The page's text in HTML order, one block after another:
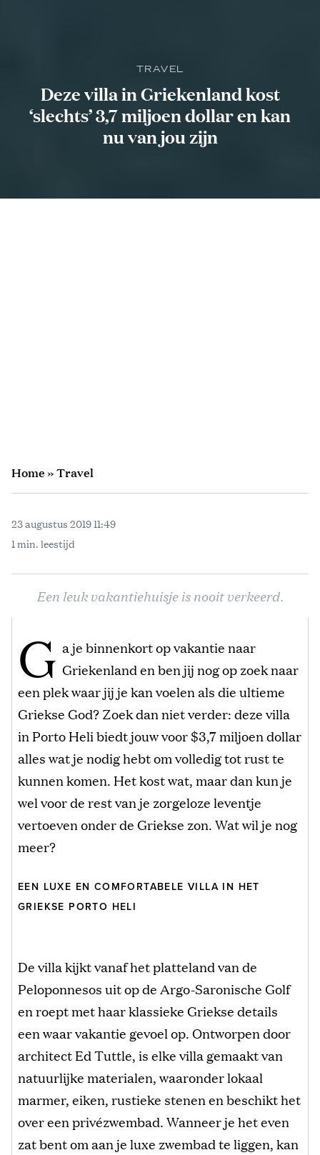
TRAVEL
Deze villa in Griekenland kost
‘slechts’ 3,7 miljoen dollar en kan
nu van jou zijn
Home»Travel
23 augustus 2019 11:49
1 min. leestijd
Een leuk vakantiehuisje is nooit verkeerd.
G a je binnenkort op vakantie naar
Griekenland en ben jij nog op zoek naar
een plek waar jij je kan voelen als die ultieme
Griekse God? Zoek dan niet verder: deze villa
in Porto Heli biedt jouw voor $3,7 miljoen dollar
alles wat je nodig hebt om volledig tot rust te
kunnen komen. Het kost wat, maar dan kun je
wel voor de rest van je zorgeloze leventje
vertoeven onder de Griekse zon. Wat wil je nog
meer?
EEN LUXE EN COMFORTABELE VILLA IN HET
GRIEKSE PORTO HELI
De villa kijkt vanaf het platteland van de
Peloponnesos uit op de Argo-Saronische Golf
en roept met haar klassieke Griekse details
een waar vakantie gevoel op. Ontworpen door
architect Ed Tuttle, is elke villa gemaakt van
natuurlijke materialen, waaronder lokaal
marmer, eiken, rustieke stenen en beschikt het
over een privézwembad. Wanneer je het even
zat bent om aan je luxe zwembad te liggen, kan